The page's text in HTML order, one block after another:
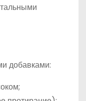
добавками: